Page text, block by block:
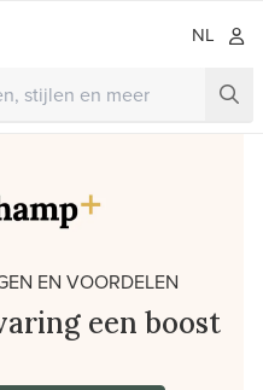
NL
EN VOORDELEN
een boost